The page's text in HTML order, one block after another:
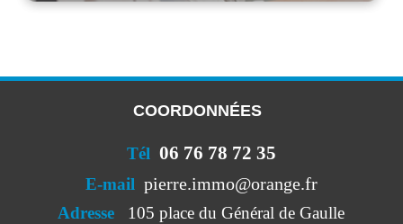
COORDONNÉES
Tél 06 76 78 72 35
E-mail pierre.immo@orange.fr
Adresse
105 place du Général de Gaulle